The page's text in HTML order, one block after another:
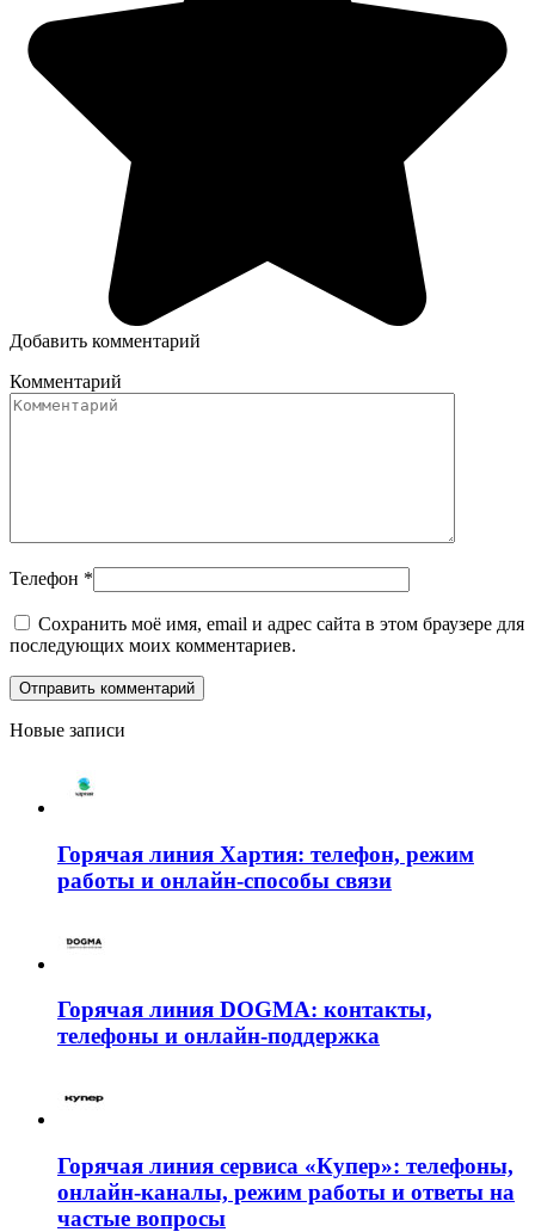
Добавить комментарий
Комментарий
Телефон *
Сохранить моё имя, email и адрес сайта в этом браузере для
последующих моих комментариев.
Новые записи
Горячая линия Хартия: телефон, режим
работы и онлайн-способы связи
Горячая линия DOGMA: контакты,
телефоны и онлайн-поддержка
Горячая линия сервиса «Купер»: телефоны,
онлайн-каналы, режим работы и ответы на
частые вопросы